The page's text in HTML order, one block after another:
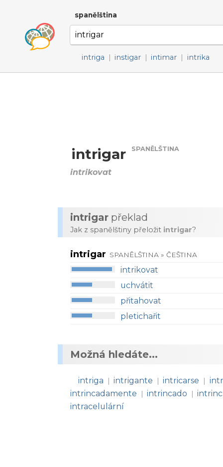
spanělština
intriga | instigar | intimar | intrika
intrigar SPANĚLŠTINA
intrikovat
intrigar překlad
Jak z spanělštiny přeložit intrigar?
intrigar SPANĚLŠTINA » ČEŠTINA
intrikovat
uchvátit
přitahovat
pletichařit
Možná hledáte...
intriga | intrigante | intricarse |
intrincadamente
| intrincado |
intracelulární